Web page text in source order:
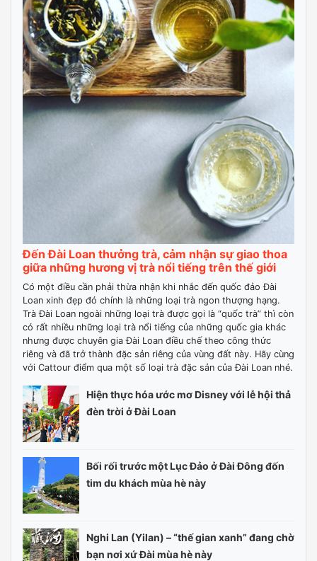
Đến Đài Loan thưởng trà, cảm nhận sự giao thoa
giữa những hương vị trà nổi tiếng trên thế giới
Có một điều cần phải thừa nhận khi nhắc đến quốc đảo Đài
Loan xinh đẹp đó chính là những loại trà ngon thượng hạng.
Trà Đài Loan ngoài những loại trà được gọi là “quốc trà” thì còn
có rất nhiều những loại trà nổi tiếng của những quốc gia khác
nhưng được chuyên gia Đài Loan điều chế theo công thức
riêng và đã trở thành đặc sản riêng của vùng đất này. Hãy cùng
với Cattour điểm qua một số loại trà đặc sản của Đài Loan nhé.
Hiện thực hóa ước mơ Disney với lễ hội thả
đèn trời ở Đài Loan
Bối rối trước một Lục Đảo ở Đài Đông đốn
tim du khách mùa hè này
Nghi Lan (Yilan) – “thế gian xanh” đang chờ
bạn nơi xứ Đài mùa hè này